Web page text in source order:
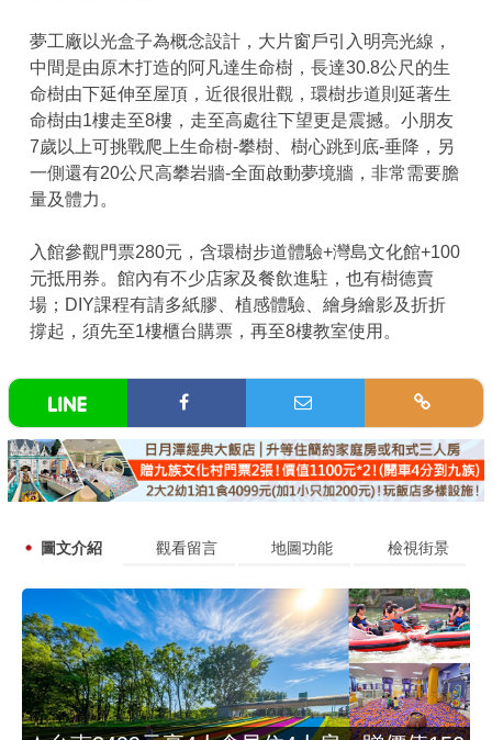
夢工廠以光盒子為概念設計，大片窗戶引入明亮光線，
中間是由原木打造的阿凡達生命樹，長達30.8公尺的生
命樹由下延伸至屋頂，近很很壯觀，環樹步道則延著生
命樹由1樓走至8樓，走至高處往下望更是震撼。小朋友
7歲以上可挑戰爬上生命樹-攀樹、樹心跳到底-垂降，另
一側還有20公尺高攀岩牆-全面啟動夢境牆，非常需要膽
量及體力。
入館參觀門票280元，含環樹步道體驗+灣島文化館+100
元抵用券。館內有不少店家及餐飲進駐，也有樹德賣
場；DIY課程有請多紙膠、植感體驗、繪身繪影及折折
撐起，須先至1樓櫃台購票，再至8樓教室使用。
圖文介紹 觀看留言 地圖功能 檢視街景